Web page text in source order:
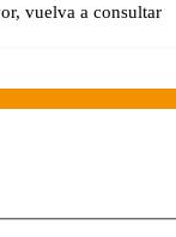
vuelva a consultar